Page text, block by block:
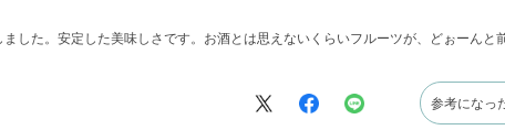
した。安定した美味しさです。お酒とは思えないくらいフルーツが、どぉーんと
参考になっ